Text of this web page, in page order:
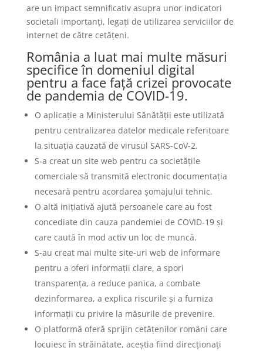
are un impact semnificativ asupra unor indicatori
societali importanți, legați de utilizarea serviciilor de
internet de către cetățeni.
România a luat mai multe măsuri
specifice în domeniul digital
pentru a face față crizei provocate
de pandemia de COVID-19.
O aplicație a Ministerului Sănătății este utilizată
pentru centralizarea datelor medicale referitoare
la situația cauzată de virusul SARS-CoV-2.
S-a creat un site web pentru ca societățile
comerciale să transmită electronic documentația
necesară pentru acordarea șomajului tehnic.
O altă inițiativă ajută persoanele care au fost
concediate din cauza pandemiei de COVID-19 și
care caută în mod activ un loc de muncă.
S-au creat mai multe site-uri web de informare
pentru a oferi informații clare, a spori
transparența, a reduce panica, a combate
dezinformarea, a explica riscurile și a furniza
informații cu privire la măsurile de prevenire.
O platformă oferă sprijin cetățenilor români care
locuiesc în străinătate, aceștia fiind direcționați